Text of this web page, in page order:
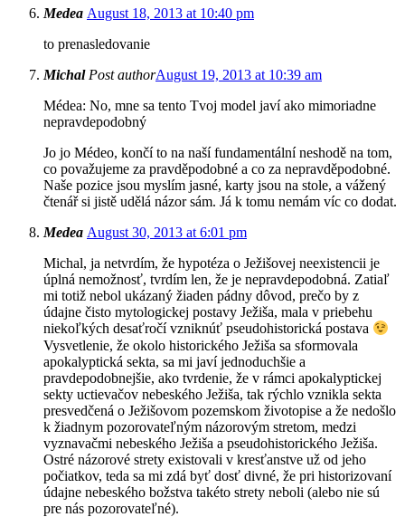
Medea August 18, 2013 at 10:40 pm
to prenasledovanie
Michal Post authorAugust 19, 2013 at 10:39 am
Médea: No, mne sa tento Tvoj model javí ako mimoriadne
nepravdepodobný
Jo jo Médeo, končí to na naší fundamentální neshodě na tom,
co považujeme za pravděpodobné a co za nepravděpodobné.
Naše pozice jsou myslím jasné, karty jsou na stole, a vážený
čtenář si jistě udělá názor sám. Já k tomu nemám víc co dodat.
Medea August 30, 2013 at 6:01 pm
Michal, ja netvrdím, že hypotéza o Ježišovej neexistencii je
úplná nemožnosť, tvrdím len, že je nepravdepodobná. Zatiaľ
mi totiž nebol ukázaný žiaden pádny dôvod, prečo by z
údajne čisto mytologickej postavy Ježiša, mala v priebehu
niekoľkých desaťročí vzniknúť pseudohistorická postava
Vysvetlenie, že okolo historického Ježiša sa sformovala
apokalyptická sekta, sa mi javí jednoduchšie a
pravdepodobnejšie, ako tvrdenie, že v rámci apokalyptickej
sekty uctievačov nebeského Ježiša, tak rýchlo vznikla sekta
presvedčená o Ježišovom pozemskom životopise a že nedošlo
k žiadnym pozorovateľným názorovým stretom, medzi
vyznavačmi nebeského Ježiša a pseudohistorického Ježiša.
Ostré názorové strety existovali v kresťanstve už od jeho
počiatkov, teda sa mi zdá byť dosť divné, že pri historizovaní
údajne nebeského božstva takéto strety neboli (alebo nie sú
pre nás pozorovateľné).